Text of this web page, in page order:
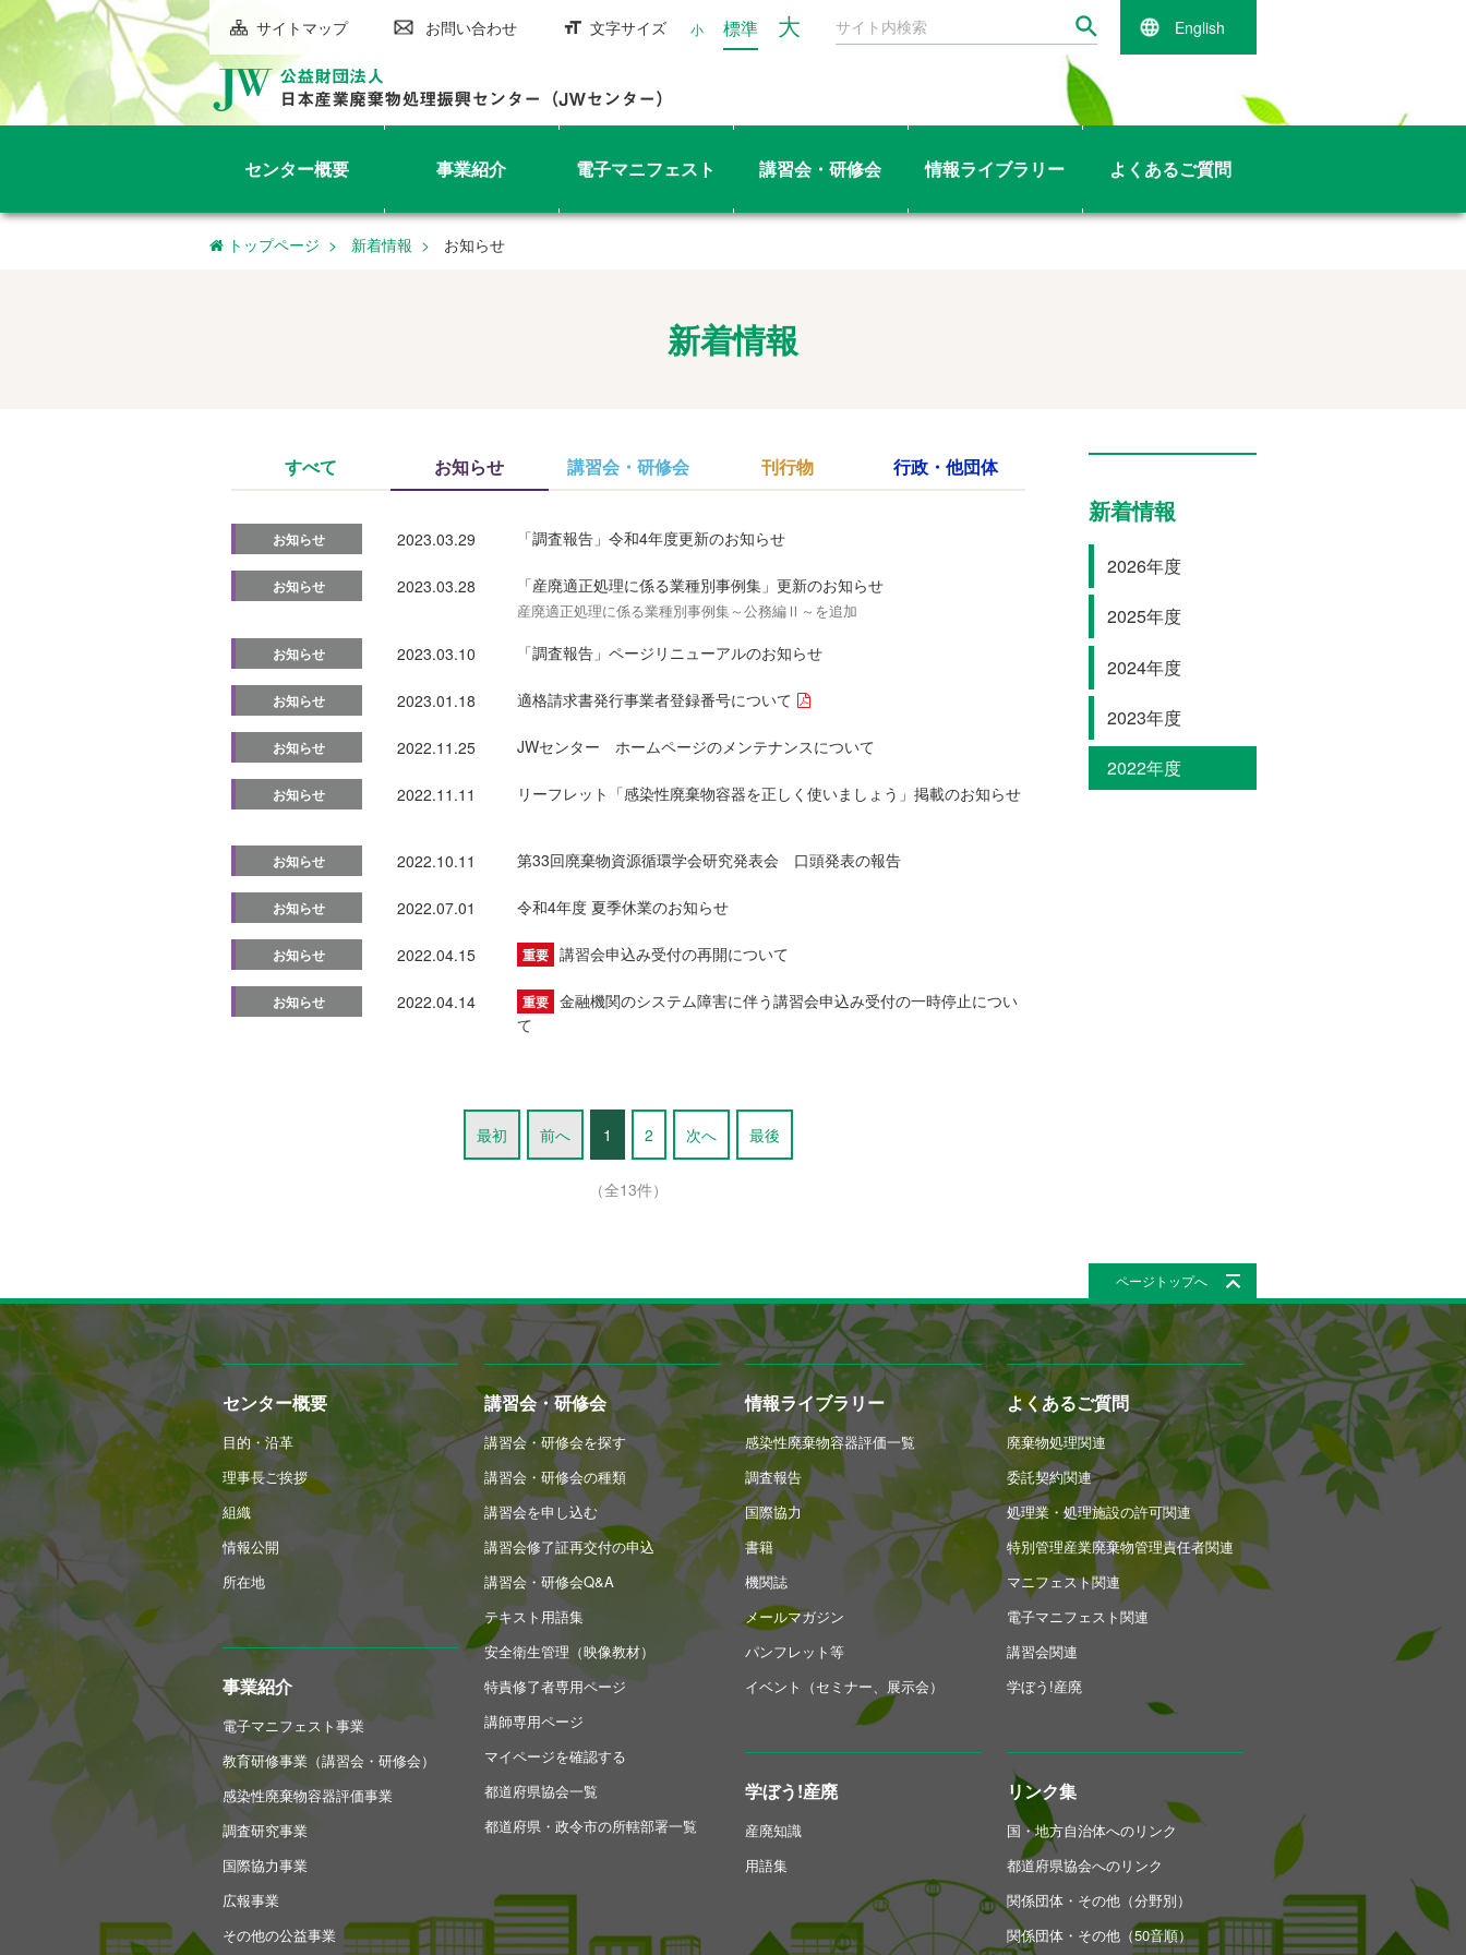
サイトマップ お問い合わせ 文字サイズ 小 標準 大 English
センター概要 事業紹介 電子マニフェスト 講習会・研修会 情報ライブラリー よくあるご質問
トップページ 新着情報 お知らせ
新着情報
すべて お知らせ 講習会・研修会 刊行物 行政・他団体
お知らせ 2023.03.29 「調査報告」令和4年度更新のお知らせ
お知らせ 2023.03.28 「産廃適正処理に係る業種別事例集」更新のお知らせ
産廃適正処理に係る業種別事例集～公務編Ⅱ～を追加
お知らせ 2023.03.10 「調査報告」ページリニューアルのお知らせ
お知らせ 2023.01.18 適格請求書発行事業者登録番号について
お知らせ 2022.11.25 JWセンター ホームページのメンテナンスについて
お知らせ 2022.11.11 リーフレット「感染性廃棄物容器を正しく使いましょう」掲載のお知らせ
お知らせ 2022.10.11 第33回廃棄物資源循環学会研究発表会 口頭発表の報告
お知らせ 2022.07.01 令和4年度 夏季休業のお知らせ
お知らせ 2022.04.15 重要 講習会申込み受付の再開について
お知らせ 2022.04.14 重要 金融機関のシステム障害に伴う講習会申込み受付の一時停止につい
て
最初 前へ 1 2 次へ 最後
（全13件）
新着情報
2026年度
2025年度
2024年度
2023年度
2022年度
ページトップへ
センター概要
目的・沿革
理事長ご挨拶
組織
情報公開
所在地
事業紹介
電子マニフェスト事業
教育研修事業（講習会・研修会）
感染性廃棄物容器評価事業
調査研究事業
国際協力事業
広報事業
その他の公益事業
講習会・研修会
講習会・研修会を探す
講習会・研修会の種類
講習会を申し込む
講習会修了証再交付の申込
講習会・研修会Q&A
テキスト用語集
安全衛生管理（映像教材）
特責修了者専用ページ
講師専用ページ
マイページを確認する
都道府県協会一覧
都道府県・政令市の所轄部署一覧
情報ライブラリー
感染性廃棄物容器評価一覧
調査報告
国際協力
書籍
機関誌
メールマガジン
パンフレット等
イベント（セミナー、展示会）
学ぼう!産廃
産廃知識
用語集
よくあるご質問
廃棄物処理関連
委託契約関連
処理業・処理施設の許可関連
特別管理産業廃棄物管理責任者関連
マニフェスト関連
電子マニフェスト関連
講習会関連
学ぼう!産廃
リンク集
国・地方自治体へのリンク
都道府県協会へのリンク
関係団体・その他（分野別）
関係団体・その他（50音順）